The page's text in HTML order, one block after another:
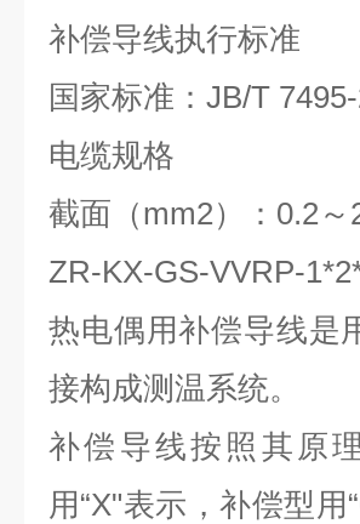
补偿导线执行标准
国家标准：JB/T
电缆规格
截面（mm2）：0.2～
ZR-KX-GS-VVRP-
热电偶用补偿导线是
接构成测温系统。
补偿导线按照其原
用“X"表示，补偿型